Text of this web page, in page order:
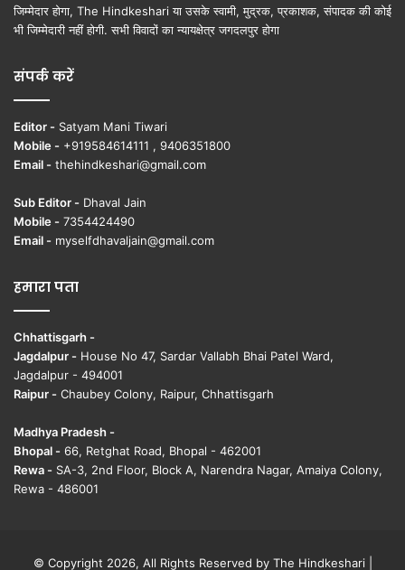
जिम्मेदार होगा, The Hindkeshari या उसके स्वामी, मुद्रक, प्रकाशक, संपादक की कोई
भी जिम्मेदारी नहीं होगी. सभी विवादों का न्यायक्षेत्र जगदलपुर होगा
संपर्क करें
Editor - Satyam Mani Tiwari
Mobile - +919584614111 , 9406351800
Email - thehindkeshari@gmail.com
Sub Editor - Dhaval Jain
Mobile - 7354424490
Email - myselfdhavaljain@gmail.com
हमारा पता
Chhattisgarh -
Jagdalpur - House No 47, Sardar Vallabh Bhai Patel Ward,
Jagdalpur - 494001
Raipur - Chaubey Colony, Raipur, Chhattisgarh
Madhya Pradesh -
Bhopal - 66, Retghat Road, Bhopal - 462001
Rewa - SA-3, 2nd Floor, Block A, Narendra Nagar, Amaiya Colony,
Rewa - 486001
© Copyright 2026, All Rights Reserved by The Hindkeshari |